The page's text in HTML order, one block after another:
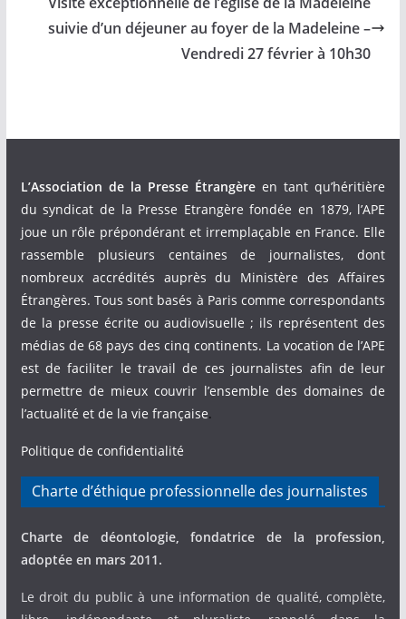
suivie d’un déjeuner au foyer de la Madeleine –
Vendredi 27 février à 10h30
L’Association de la Presse Étrangèreen tant qu’héritière
du syndicat de la Presse Etrangère fondée en 1879, l’APE
joue un rôle prépondérant et irremplaçable en France. Elle
rassemble plusieurs centaines de journalistes, dont
nombreux accrédités auprès du Ministère des Affaires
Étrangères. Tous sont basés à Paris comme correspondants
de la presse écrite ou audiovisuelle ; ils représentent des
médias de 68 pays des cinq continents. La vocation de l’APE
est de faciliter le travail de ces journalistes afin de leur
permettre de mieux couvrir l’ensemble des domaines de
l’actualité et de la vie française.
Politique de confidentialité
Charte d’éthique professionnelle des journalistes
Charte de déontologie, fondatrice de la profession,
adoptée en mars 2011.
Le droit du public à une information de qualité, complète,